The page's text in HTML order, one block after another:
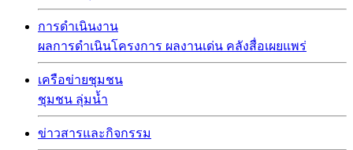
การดำเนินงาน
ผลการดำเนินโครงการ ผลงานเด่น คลังสื่อเผยแพร่
เครือข่ายชุมชน
ชุมชน ลุ่มน้ำ
ข่าวสารและกิจกรรม